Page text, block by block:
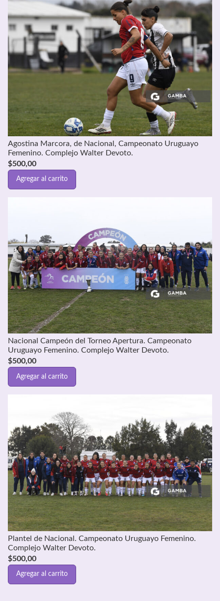
Agostina Marcora, de Nacional, Campeonato Uruguayo
Femenino. Complejo Walter Devoto.
$500,00
Agregar al carrito
Nacional Campeón del Torneo Apertura. Campeonato
Uruguayo Femenino. Complejo Walter Devoto.
$500,00
Agregar al carrito
Plantel de Nacional. Campeonato Uruguayo Femenino.
Complejo Walter Devoto.
$500,00
Agregar al carrito